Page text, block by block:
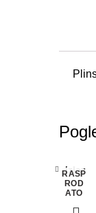
RASP
ROD
ATO
Izlaz